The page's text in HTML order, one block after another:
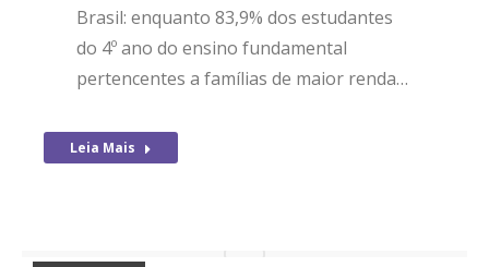
Brasil: enquanto 83,9% dos estudantes
do 4º ano do ensino fundamental
pertencentes a famílias de maior renda…
Leia Mais